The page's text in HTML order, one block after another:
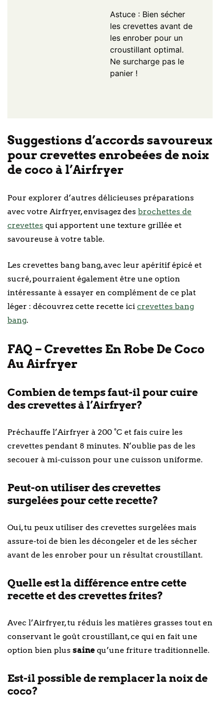
Astuce : Bien sécher
les crevettes avant de
les enrober pour un
croustillant optimal.
Ne surcharge pas le
panier !
Suggestions d’accords savoureux
pour crevettes enrobeées de noix
de coco à l’Airfryer
Pour explorer d’autres délicieuses préparations
avec votre Airfryer, envisagez des brochettes de
crevettes qui apportent une texture grillée et
savoureuse à votre table.
Les crevettes bang bang, avec leur apéritif épicé et
sucré, pourraient également être une option
intéressante à essayer en complément de ce plat
léger : découvrez cette recette ici crevettes bang
bang.
FAQ – Crevettes En Robe De Coco
Au Airfryer
Combien de temps faut-il pour cuire
des crevettes à l’Airfryer?
Préchauffe l’Airfryer à 200 °C et fais cuire les
crevettes pendant 8 minutes. N’oublie pas de les
secouer à mi-cuisson pour une cuisson uniforme.
Peut-on utiliser des crevettes
surgelées pour cette recette?
Oui, tu peux utiliser des crevettes surgelées mais
assure-toi de bien les décongeler et de les sécher
avant de les enrober pour un résultat croustillant.
Quelle est la différence entre cette
recette et des crevettes frites?
Avec l’Airfryer, tu réduis les matières grasses tout en
conservant le goût croustillant, ce qui en fait une
option bien plus saine qu’une friture traditionnelle.
Est-il possible de remplacer la noix de
coco?